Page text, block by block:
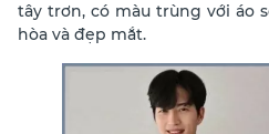
tây trơn, có màu trùng với áo
hòa và đẹp mắt.